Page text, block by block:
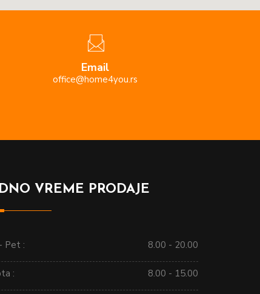
Email
office@home4you.rs
VREME PRODAJE
Pet : 8.00 - 20.00
: 8.00 - 15.00